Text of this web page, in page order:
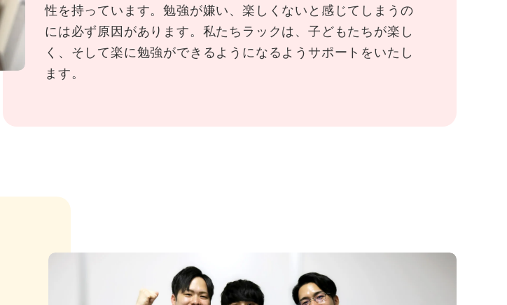
性を持っています。勉強が嫌い、楽しくないと感じてしまうの
には必ず原因があります。私たちラックは、子どもたちが楽し
く、そして楽に勉強ができるようになるようサポートをいたし
ます。